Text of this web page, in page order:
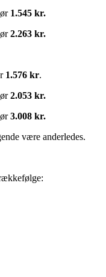
1.545 kr.
2.263 kr.
1.576 kr.
2.053 kr.
3.008 kr.
være anderledes.